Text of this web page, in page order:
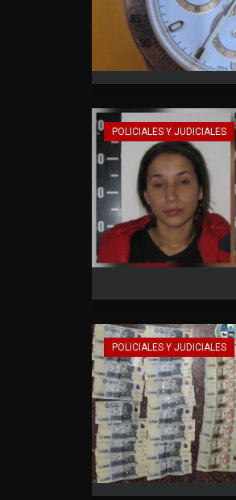
POLICIALES Y JUDICIALES
POLICIALES Y JUDICIALES